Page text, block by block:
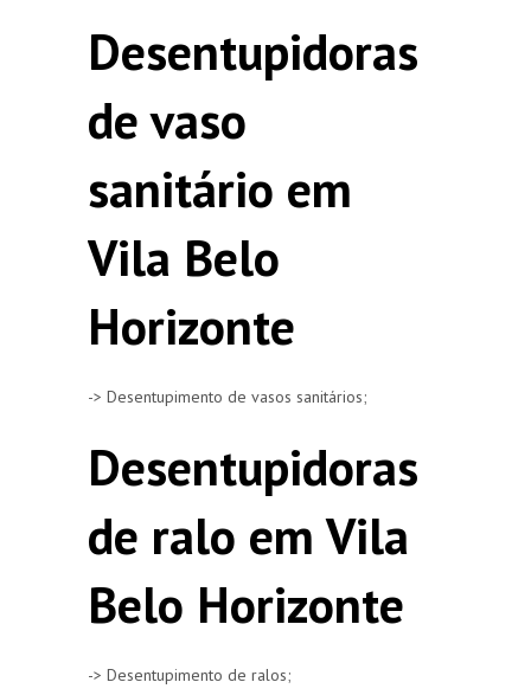
Desentupidoras
de vaso
sanitário em
Vila Belo
Horizonte
-> Desentupimento de vasos sanitários;
Desentupidoras
de ralo em Vila
Belo Horizonte
-> Desentupimento de ralos;